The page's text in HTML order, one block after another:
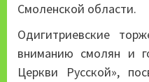
Смоленской области.
Одигитриевские
вниманию смолян и
Церкви Русской»,